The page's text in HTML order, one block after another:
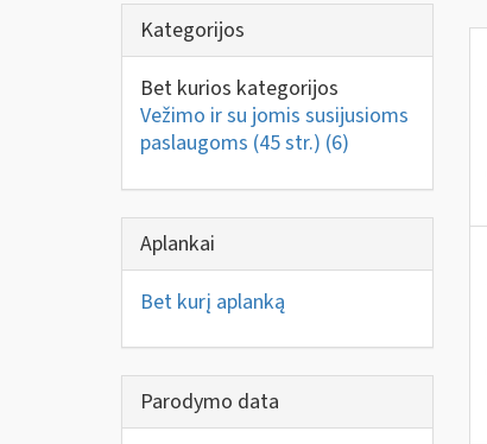
Kategorijos
Bet kurios kategorijos
Vežimo ir su jomis susijusioms
paslaugoms (45 str.) (6)
Aplankai
Bet kurį aplanką
Parodymo data